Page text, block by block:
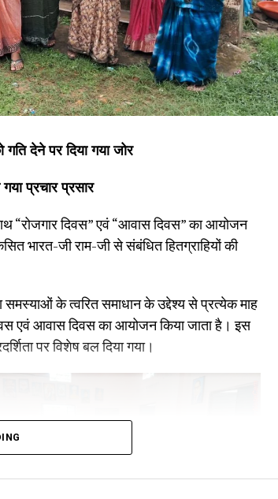
देने पर दिया गया जोर
प्रचार प्रसार
“रोजगार दिवस” एवं “आवास दिवस” का आयोजन
भारत-जी राम-जी से संबंधित हितग्राहियों की
के त्वरित समाधान के उद्देश्य से प्रत्येक माह
एवं आवास दिवस का आयोजन किया जाता है। इस
पर विशेष बल दिया गया।